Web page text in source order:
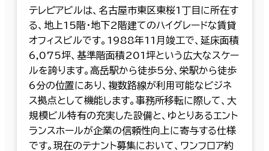
テレピアビルは、名古屋市東区東桜1丁目に所在す
る、地上15階・地下2階建てのハイグレードな賃貸
オフィスビルです。1988年11月竣工で、延床面積
6,075坪、基準階面積201坪という広大なスケー
ルを誇ります。高岳駅から徒歩5分、栄駅から徒歩
6分の位置にあり、複数路線が利用可能なビジネ
ス拠点として機能します。事務所移転に際して、大
規模ビル特有の充実した設備と、ゆとりあるエント
ランスホールが企業の信頼性向上に寄与する仕様
です。現在のテナント募集において、ワンフロア約